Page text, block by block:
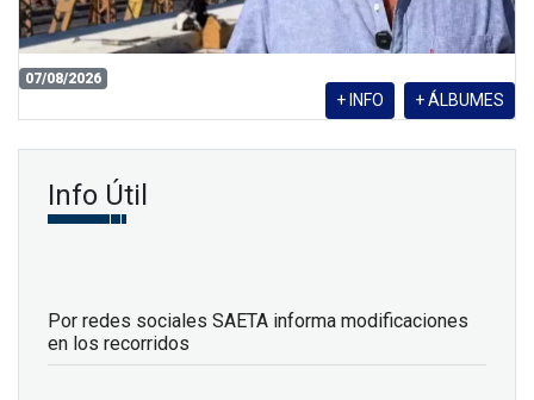
07/08/2026
+ ÁLBUMES
+ INFO
Info Útil
Por redes sociales SAETA informa modificaciones
en los recorridos